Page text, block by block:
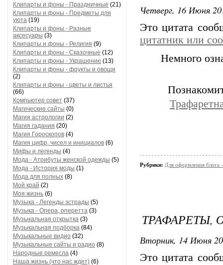
Клипарты и фоны - Праздничные (21)
Клипарты и фоны - Предметы для
уюта (19)
Клипарты и фоны - Разные
аксесуары (3)
Клипарты и фоны - Религия (9)
Клипарты и фоны - Сказочные (12)
Клипарты и фоны - Украшение (13)
Клипарты и фоны - фрукты и овощи
(2)
Клипарты и фоны - цветы и листья
(66)
Компьютер совет (37)
Магические сайты (0)
Магия астрологии (2)
Магия гадания (20)
Магия Гороскопов (4)
Магия цифр, чисел и инициалов (6)
Мифы и легенды (4)
Мода - Атрибуты женской одежды (5)
Мода - История моды (1)
Мода для полных (8)
Мой край (2)
Моя жизнь (6)
Музыка - Легенды эстрады (5)
Музыка - Опера, оперетта (3)
Музыкальная открытка (3)
Музыкальная подборка (84)
Музыкальные видио (32)
Музыкальные сайты и радио (8)
Народные ремесла (4)
Наша жизнь (что нас ждет) (6)
Четверг, 16 Июня
Это цитата
цитатник или
Немного
Рубрики: Для оформления блога
ТРАФАРЕТЫ,
Вторник, 14 Июня
Это цитата